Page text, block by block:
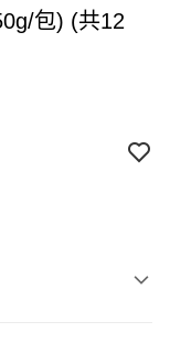
包) (共12